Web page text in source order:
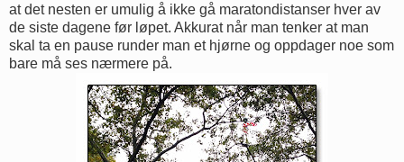
at det nesten er umulig å ikke gå maratondistanser hver av
de siste dagene før løpet. Akkurat når man tenker at man
skal ta en pause runder man et hjørne og oppdager noe som
bare må ses nærmere på.